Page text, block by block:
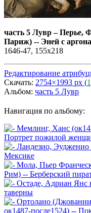
часть 5 Лувр–Перье,
Париж) -- Эней с
1646-47, 155х218
Редактирование
Скачать: 2754×1993 px (
Альбом: часть 5 Лувр
Навигация по альбому: